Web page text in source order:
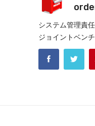
システム管理責
ジョイントベン